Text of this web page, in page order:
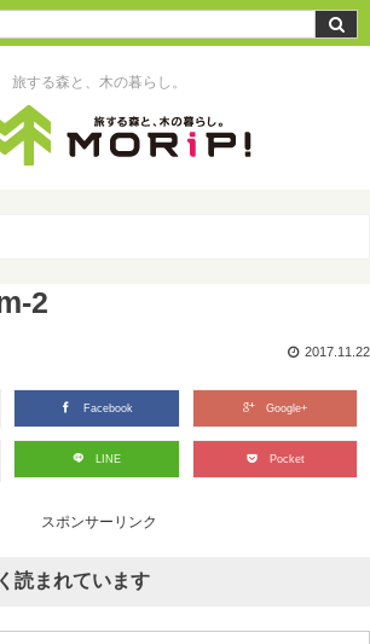
旅する森と、木の暮らし。
2
2017.11.22
Facebook Google+
LINE Pocket
スポンサーリンク
読まれています